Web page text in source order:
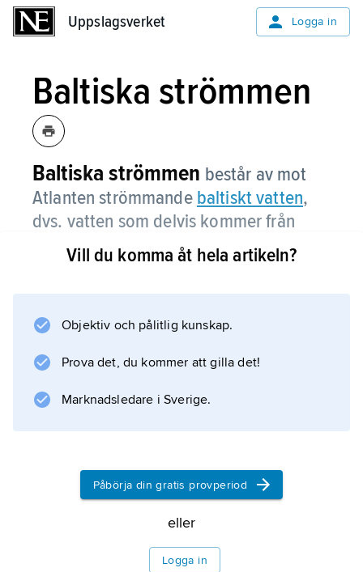
Uppslagsverket Logga in
Baltiska strömmen
Baltiska strömmen består av mot
Atlanten strömmande baltiskt vatten,
dvs. vatten som delvis kommer från
Östersjön.
3
Nordjutska strömmen till vad som ofta kallas
fortfarande kan identifieras längs Bohusläns
Vill du komma åt hela artikeln?
Objektiv och pålitlig kunskap.
Prova det, du kommer att gilla det!
Marknadsledare i Sverige.
Påbörja din gratis provperiod
eller
Logga in